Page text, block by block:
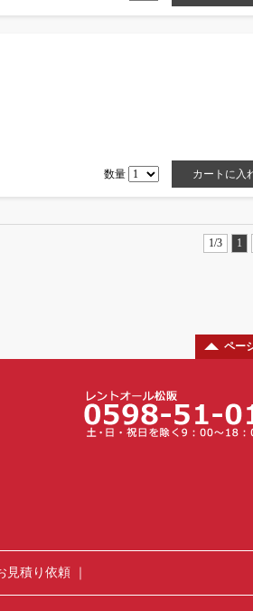
数量
1/3 1
ペー
見積り依頼